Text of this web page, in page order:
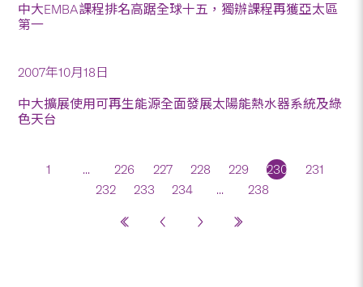
中大EMBA課程排名高踞全球十五，獨辦課程再獲亞太區
第一
2007年10月18日
中大擴展使用可再生能源全面發展太陽能熱水器系統及綠
色天台
1 ... 226 227 228 229 230
231
232
233 234 ... 238